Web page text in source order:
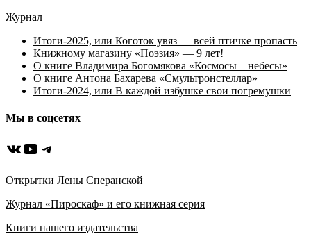
Журнал
Итоги-2025, или Коготок увяз — всей птичке пропасть
Книжному магазину «Поэзия» — 9 лет!
О книге Владимира Богомякова «Космосы—небесы»
О книге Антона Бахарева «Смультронстеллар»
Итоги-2024, или В каждой избушке свои погремушки
Мы в соцсетях
ВКонтакте
YouTube
Telegram
Открытки Лены Сперанской
Журнал «Пироскаф» и его книжная серия
Книги нашего издательства